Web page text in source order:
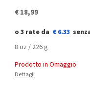
€ 18,99
€ 6.33
8 oz / 226 g
Prodotto in Omaggio
Dettagli